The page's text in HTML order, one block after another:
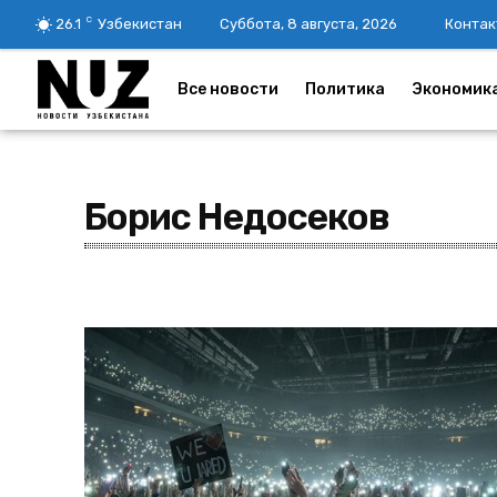
26.1 C Узбекистан Суббота, 8 августа, 2026
Все новости Политика
Борис Недосеков